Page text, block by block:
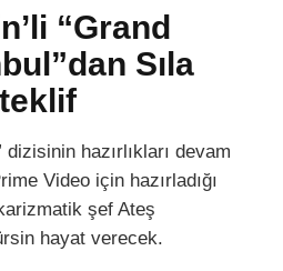
“Grand
Sıla
hazırlıkları devam
Video için hazırladığı
şef Ateş
hayat verecek.